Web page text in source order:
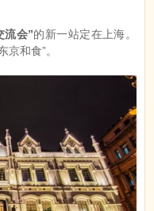
流会”的新一站定在上海。
和食”。